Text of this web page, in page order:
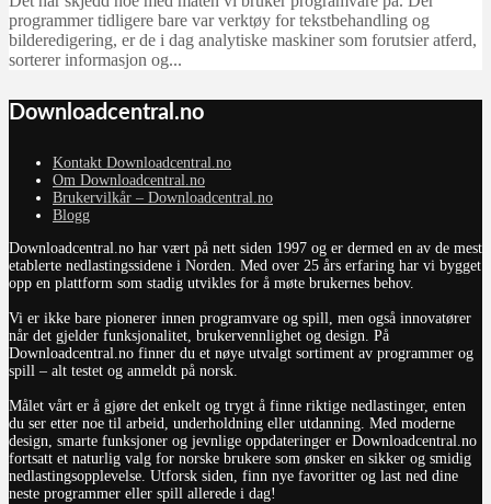
programmer tidligere bare var verktøy for tekstbehandling og
bilderedigering, er de i dag analytiske maskiner som forutsier atferd,
sorterer informasjon og...
Downloadcentral.no
Kontakt Downloadcentral.no
Om Downloadcentral.no
Brukervilkår – Downloadcentral.no
Blogg
Downloadcentral.no har vært på nett siden 1997 og er dermed en av de mest
etablerte nedlastingssidene i Norden. Med over 25 års erfaring har vi bygget
opp en plattform som stadig utvikles for å møte brukernes behov.
Vi er ikke bare pionerer innen programvare og spill, men også innovatører
når det gjelder funksjonalitet, brukervennlighet og design. På
Downloadcentral.no finner du et nøye utvalgt sortiment av programmer og
spill – alt testet og anmeldt på norsk.
Målet vårt er å gjøre det enkelt og trygt å finne riktige nedlastinger, enten
du ser etter noe til arbeid, underholdning eller utdanning. Med moderne
design, smarte funksjoner og jevnlige oppdateringer er Downloadcentral.no
fortsatt et naturlig valg for norske brukere som ønsker en sikker og smidig
nedlastingsopplevelse. Utforsk siden, finn nye favoritter og last ned dine
neste programmer eller spill allerede i dag!